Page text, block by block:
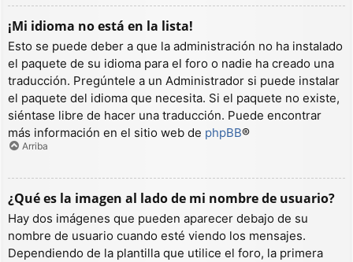
¡Mi idioma no está en la lista!
Esto se puede deber a que la administración no ha instalado
el paquete de su idioma para el foro o nadie ha creado una
traducción. Pregúntele a un Administrador si puede instalar
el paquete del idioma que necesita. Si el paquete no existe,
siéntase libre de hacer una traducción. Puede encontrar
más información en el sitio web de phpBB®
Arriba
¿Qué es la imagen al lado de mi nombre de usuario?
Hay dos imágenes que pueden aparecer debajo de su
nombre de usuario cuando esté viendo los mensajes.
Dependiendo de la plantilla que utilice el foro, la primera